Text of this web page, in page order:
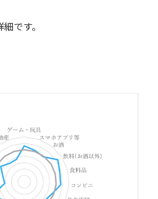
です。